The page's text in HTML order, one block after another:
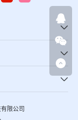
限公司